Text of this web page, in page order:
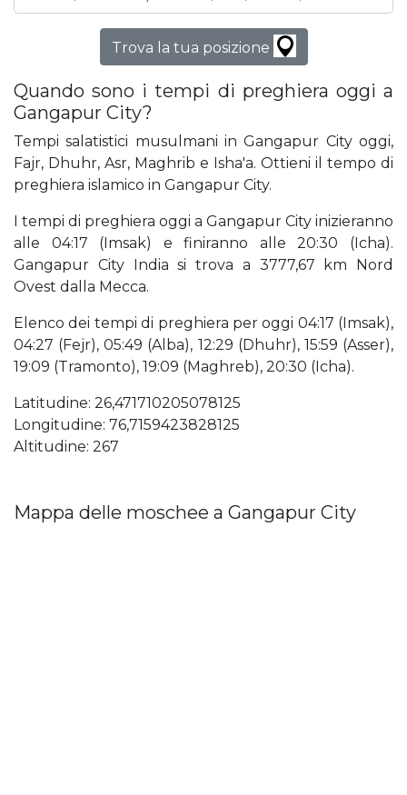
Trova la tua posizione
Quando sono i tempi di preghiera oggi a
Gangapur City?
Tempi salatistici musulmani in Gangapur City oggi,
Fajr, Dhuhr, Asr, Maghrib e Isha'a. Ottieni il tempo di
preghiera islamico in Gangapur City.
I tempi di preghiera oggi a Gangapur City inizieranno
alle 04:17 (Imsak) e finiranno alle 20:30 (Icha).
Gangapur City India si trova a 3777,67 km Nord
Ovest dalla Mecca.
Elenco dei tempi di preghiera per oggi 04:17 (Imsak),
04:27 (Fejr), 05:49 (Alba), 12:29 (Dhuhr), 15:59 (Asser),
19:09 (Tramonto), 19:09 (Maghreb), 20:30 (Icha).
Latitudine: 26,471710205078125
Longitudine: 76,7159423828125
Altitudine: 267
Mappa delle moschee a Gangapur City